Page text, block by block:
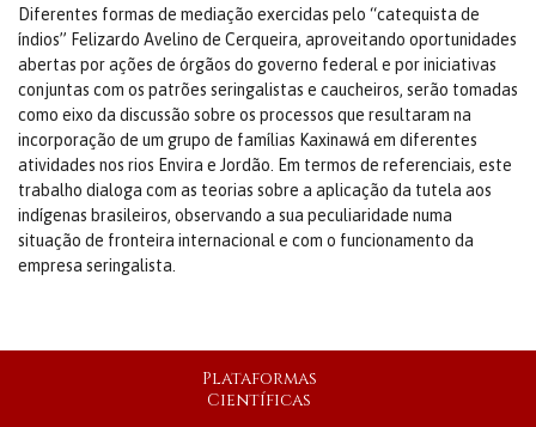
Diferentes formas de mediação exercidas pelo “catequista de
índios” Felizardo Avelino de Cerqueira, aproveitando oportunidades
abertas por ações de órgãos do governo federal e por iniciativas
conjuntas com os patrões seringalistas e caucheiros, serão tomadas
como eixo da discussão sobre os processos que resultaram na
incorporação de um grupo de famílias Kaxinawá em diferentes
atividades nos rios Envira e Jordão. Em termos de referenciais, este
trabalho dialoga com as teorias sobre a aplicação da tutela aos
indígenas brasileiros, observando a sua peculiaridade numa
situação de fronteira internacional e com o funcionamento da
empresa seringalista.
Plataformas
Científicas